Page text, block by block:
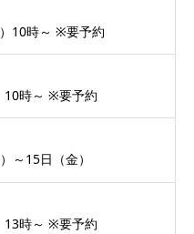
10時～ ※要予約
10時～ ※要予約
～15日（金）
13時～ ※要予約